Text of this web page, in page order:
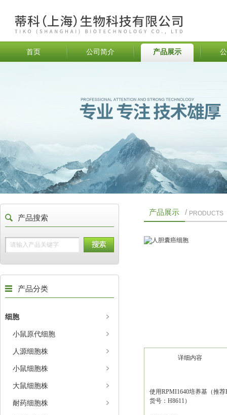
首页 公司简介 产品展示
产品搜索
产品分类
细胞
小鼠原代细胞
人源细胞株
小鼠细胞株
大鼠细胞株
耐药细胞株
产品展示 / PRODUCTS
详细内容
使用RPMI1640培养基（推
货号：H8611）